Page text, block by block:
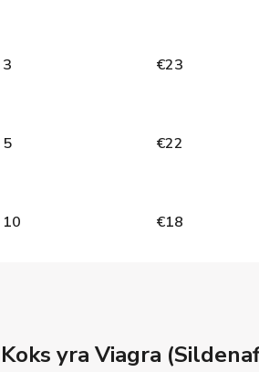
3 €23
5 €22
10 €18
Koks yra Viagra